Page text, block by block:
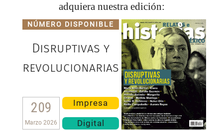
adquiera nuestra edición:
NÚMERO DISPONIBLE
Disruptivas y
revolucionarias
209
Marzo 2026
Impresa
Digital